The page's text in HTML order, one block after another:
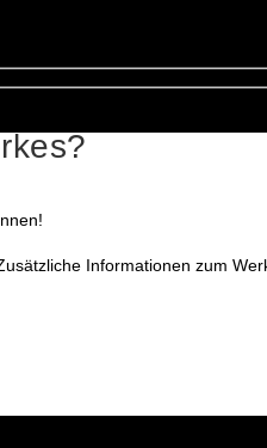
Informationen zum